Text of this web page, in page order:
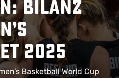
Bilanz
2025
Basketball World Cup